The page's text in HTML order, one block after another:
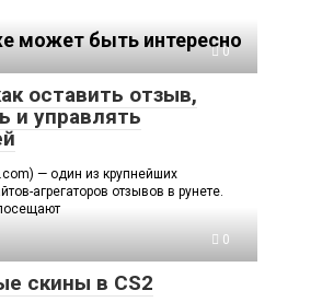
может быть интересно
0
оставить отзыв,
и управлять
— один из крупнейших
агрегаторов отзывов в рунете.
0
скины в CS2